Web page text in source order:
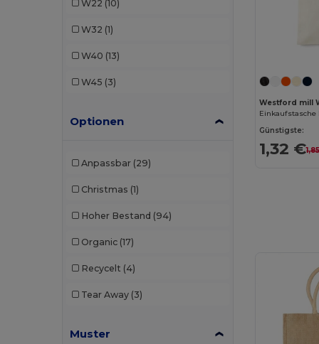
Valento (13)
W22 (10)
W32 (1)
W40 (13)
W45 (3)
Optionen
Anpassbar (29)
Christmas (1)
Hoher Bestand (94)
Organic (17)
Recycelt (4)
Tear Away (3)
Muster
Westford mill
Einkaufstasche
Günstigste:
1,32 €